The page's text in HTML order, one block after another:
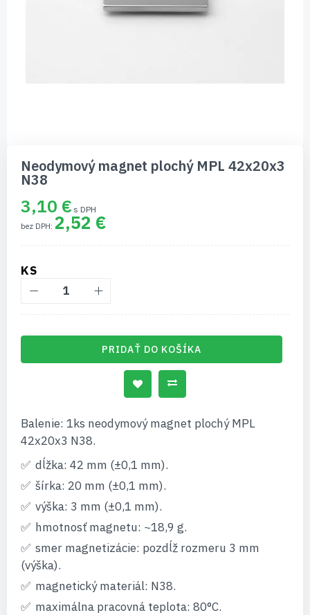
začiatok
galérie
Neodymový magnet plochý MPL 42x20x3
N38
3,10 €
2,52 €
KS
PRIDAŤ DO KOŠÍKA
Balenie: 1ks neodymový magnet plochý MPL
42x20x3 N38.
dĺžka: 42 mm (±0,1 mm).
šírka: 20 mm (±0,1 mm).
výška: 3 mm (±0,1 mm).
hmotnosť magnetu: ~18,9 g.
smer magnetizácie: pozdĺž rozmeru 3 mm
(výška).
magnetický materiál: N38.
maximálna pracovná teplota: 80°C.